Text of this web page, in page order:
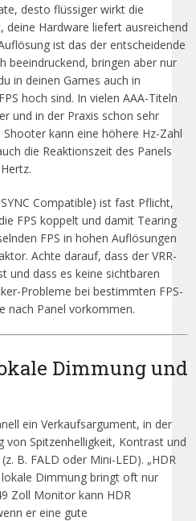
desto flüssiger wirkt die
deine Hardware liefert ausreichend
ist das der entscheidende
beeindruckend, bringen aber nur
in deinen Games auch in
hoch sind. In vielen AAA-Titeln
und in der Praxis schon sehr
kann eine höhere Hz-Zahl
die Reaktionszeit des Panels
Compatible) ist fast Pflicht,
FPS koppelt und damit Tearing
FPS in hohen Auflösungen
Achte darauf, dass der VRR-
und dass es keine sichtbaren
Probleme bei bestimmten FPS-
nach Panel vorkommen.
Dimmung und
ein Verkaufsargument, in der
von Spitzenhelligkeit, Kontrast und
B. FALD oder Mini-LED). „HDR
Dimmung bringt oft nur
Zoll Monitor kann HDR
er eine gute